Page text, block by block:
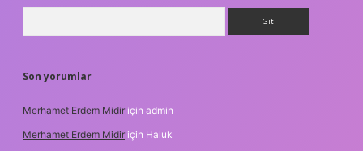
Son yorumlar
Merhamet Erdem Midir için admin
Merhamet Erdem Midir için Haluk